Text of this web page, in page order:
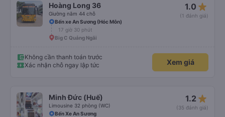
Hoàng Long 36
Giường nằm 44 chỗ
1.0 star_rate
(1 đánh giá)
Bến xe An Sương (Hóc Môn)
17 giờ 30 phút
Big C Quảng Ngãi
Không cần thanh toán trước
Xác nhận chỗ ngay lập tức
Xem giá
Minh Đức (Huế)
Limousine 32 phòng (WC)
1.2 star_rate
(35 đánh giá)
Bến Xe An Sương